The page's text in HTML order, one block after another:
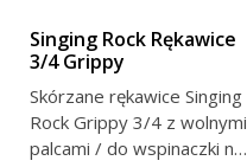
Singing Rock Rękawice
3/4 Grippy
Skórzane rękawice Singing
Rock Grippy 3/4 z wolnymi
palcami / do wspinaczki na